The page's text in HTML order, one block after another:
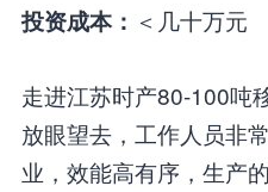
投资成本： ＜几十万元
走进江苏时产80-100吨
放眼望去，工作人员非
业，效能高有序，生产